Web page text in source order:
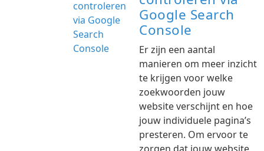
Google Search
Console
Er zijn een aantal
manieren om meer inzicht
te krijgen voor welke
zoekwoorden jouw
website verschijnt en hoe
jouw individuele pagina’s
presteren. Om ervoor te